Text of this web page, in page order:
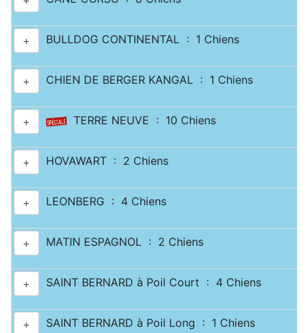
+ BULLDOG CONTINENTAL : 1 Chiens
+ CHIEN DE BERGER KANGAL : 1 Chiens
+ TERRE NEUVE : 10 Chiens
+ HOVAWART : 2 Chiens
+ LEONBERG : 4 Chiens
+ MATIN ESPAGNOL : 2 Chiens
+ SAINT BERNARD à Poil Court : 4 Chiens
+ SAINT BERNARD à Poil Long : 1 Chiens